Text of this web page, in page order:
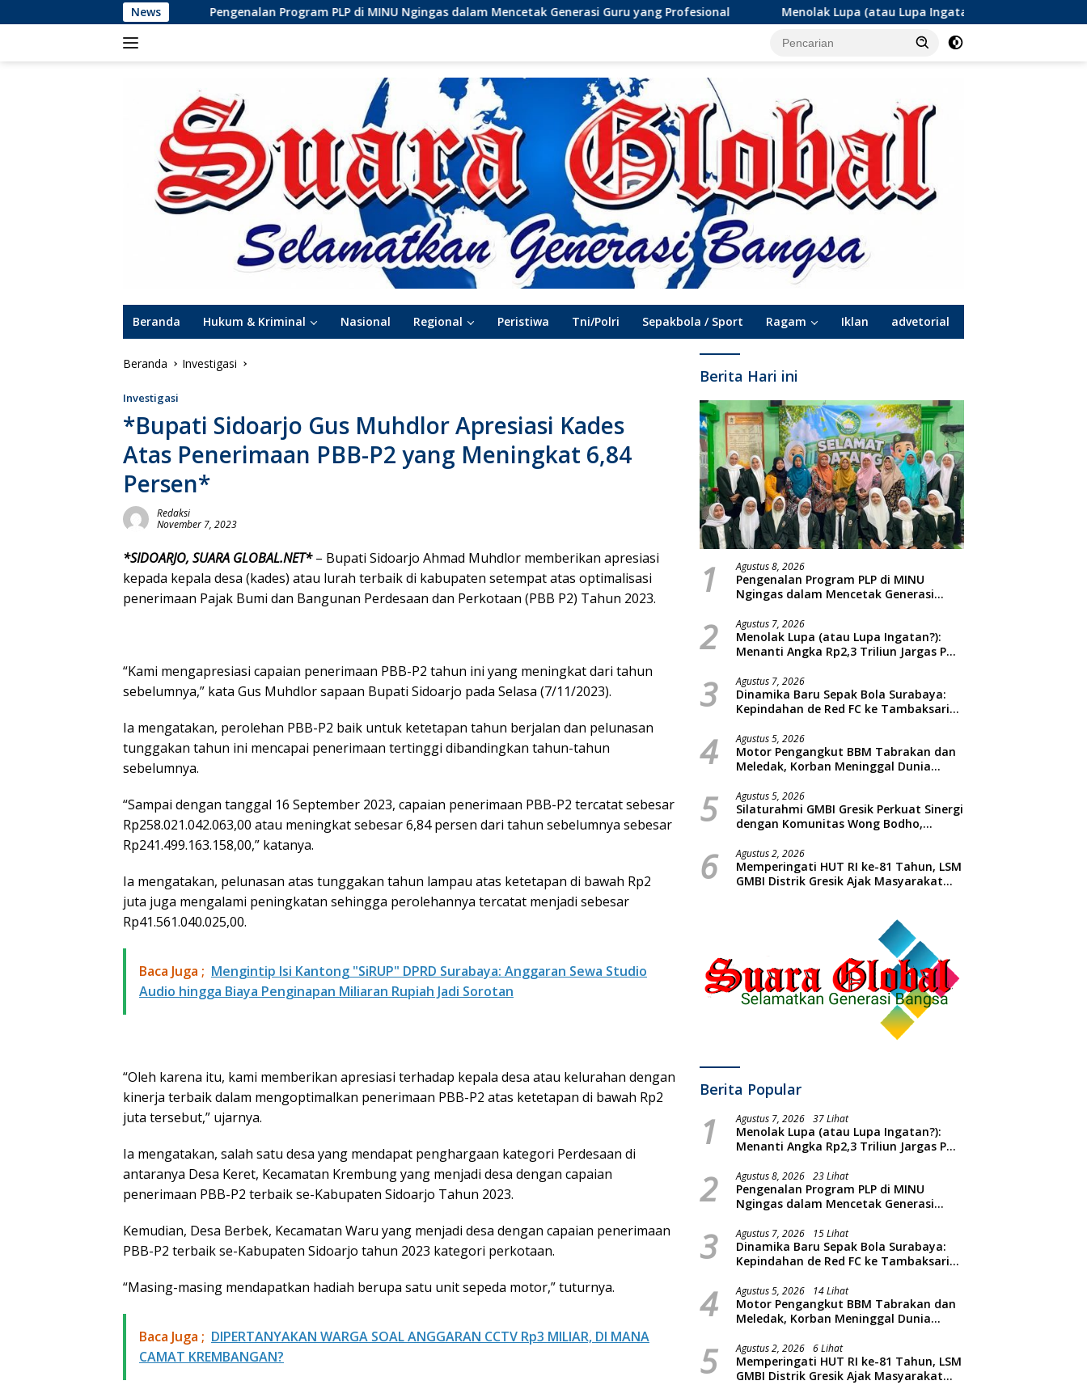
ke
News
Pengenalan Program PLP di MINU Ngingas dalam Mencetak Generasi Guru yang Profesional Menolak Lupa (atau Lupa Ingatan?): Menanti Angka Rp2,3 Triliun Jargas PGN
Beranda Hukum & Kriminal Nasional Regional Peristiwa Tni/Polri Sepakbola / Sport Ragam Iklan advetorial
Beranda Investigasi
Investigasi
*Bupati Sidoarjo Gus Muhdlor Apresiasi Kades
Atas Penerimaan PBB-P2 yang Meningkat 6,84
Persen*
Redaksi
November 7, 2023
*SIDOARJO, SUARA GLOBAL.NET*– Bupati Sidoarjo Ahmad Muhdlor memberikan apresiasi
kepada kepala desa (kades) atau lurah terbaik di kabupaten setempat atas optimalisasi
penerimaan Pajak Bumi dan Bangunan Perdesaan dan Perkotaan (PBB P2) Tahun 2023.
“Kami mengapresiasi capaian penerimaan PBB-P2 tahun ini yang meningkat dari tahun
sebelumnya,” kata Gus Muhdlor sapaan Bupati Sidoarjo pada Selasa (7/11/2023).
Ia mengatakan, perolehan PBB-P2 baik untuk ketetapan tahun berjalan dan pelunasan
tunggakan tahun ini mencapai penerimaan tertinggi dibandingkan tahun-tahun
sebelumnya.
“Sampai dengan tanggal 16 September 2023, capaian penerimaan PBB-P2 tercatat sebesar
Rp258.021.042.063,00 atau meningkat sebesar 6,84 persen dari tahun sebelumnya sebesar
Rp241.499.163.158,00,” katanya.
Ia mengatakan, pelunasan atas tunggakan tahun lampau atas ketetapan di bawah Rp2
juta juga mengalami peningkatan sehingga perolehannya tercatat menjadi sebesar
Rp41.561.040.025,00.
Baca Juga ; ​Mengintip Isi Kantong "SiRUP" DPRD Surabaya: Anggaran Sewa Studio
Audio hingga Biaya Penginapan Miliaran Rupiah Jadi Sorotan
“Oleh karena itu, kami memberikan apresiasi terhadap kepala desa atau kelurahan dengan
kinerja terbaik dalam mengoptimalkan penerimaan PBB-P2 atas ketetapan di bawah Rp2
juta tersebut,” ujarnya.
Ia mengatakan, salah satu desa yang mendapat penghargaan kategori Perdesaan di
antaranya Desa Keret, Kecamatan Krembung yang menjadi desa dengan capaian
penerimaan PBB-P2 terbaik se-Kabupaten Sidoarjo Tahun 2023.
Kemudian, Desa Berbek, Kecamatan Waru yang menjadi desa dengan capaian penerimaan
PBB-P2 terbaik se-Kabupaten Sidoarjo tahun 2023 kategori perkotaan.
“Masing-masing mendapatkan hadiah berupa satu unit sepeda motor,” tuturnya.
Baca Juga ; ​DIPERTANYAKAN WARGA SOAL ANGGARAN CCTV Rp3 MILIAR, DI MANA
CAMAT KREMBANGAN?
Berita Hari ini
1 Agustus 8, 2026
Pengenalan Program PLP di MINU
Ngingas dalam Mencetak Generasi
2 Agustus 7, 2026
Menolak Lupa (atau Lupa Ingatan?):
Menanti Angka Rp2,3 Triliun Jargas PGN
Penyelidikan
3 Agustus 7, 2026
Dinamika Baru Sepak Bola Surabaya:
Kepindahan de Red FC ke Tambaksari
4 Agustus 5, 2026
Motor Pengangkut BBM Tabrakan dan
Meledak, Korban Meninggal Dunia
5 Agustus 5, 2026
Silaturahmi GMBI Gresik Perkuat Sinergi
dengan Komunitas Wong Bodho,
Reggae Vespa Menjelang Acara
Sunatan Massal dan Santunan Anak
Yatim
6 Agustus 2, 2026
Memperingati HUT RI ke-81 Tahun, LSM
GMBI Distrik Gresik Ajak Masyarakat
Berita Popular
1 Agustus 7, 2026 37 Lihat
Menolak Lupa (atau Lupa Ingatan?):
Menanti Angka Rp2,3 Triliun Jargas PGN
Penyelidikan
2 Agustus 8, 2026 23 Lihat
Pengenalan Program PLP di MINU
Ngingas dalam Mencetak Generasi
3 Agustus 7, 2026 15 Lihat
Dinamika Baru Sepak Bola Surabaya:
Kepindahan de Red FC ke Tambaksari
4 Agustus 5, 2026 14 Lihat
Motor Pengangkut BBM Tabrakan dan
Meledak, Korban Meninggal Dunia
5 Agustus 2, 2026 6 Lihat
Memperingati HUT RI ke-81 Tahun, LSM
GMBI Distrik Gresik Ajak Masyarakat